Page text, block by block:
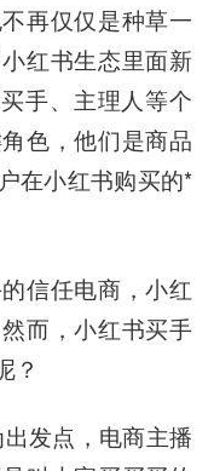
再仅仅是种草一
红书生态里面新
手、主理人等个
色，他们是商品
在小红书购买的*
信任电商，小红
然而，小红书买手
？
发点，电商主播